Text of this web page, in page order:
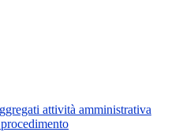
attività amministrativa